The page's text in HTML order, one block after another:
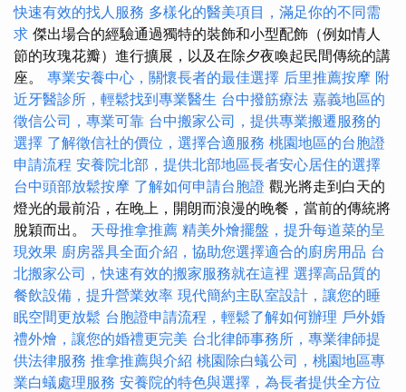
快速有效的找人服務 多樣化的醫美項目，滿足你的不同需
求 傑出場合的經驗通過獨特的裝飾和小型配飾（例如情人
節的玫瑰花瓣）進行擴展，以及在除夕夜喚起民間傳統的講
座。 專業安養中心，關懷長者的最佳選擇 后里推薦按摩 附
近牙醫診所，輕鬆找到專業醫生 台中撥筋療法 嘉義地區的
徵信公司，專業可靠 台中搬家公司，提供專業搬遷服務的
選擇 了解徵信社的價位，選擇合適服務 桃園地區的台胞證
申請流程 安養院北部，提供北部地區長者安心居住的選擇
台中頭部放鬆按摩 了解如何申請台胞證 觀光將走到白天的
燈光的最前沿，在晚上，開朗而浪漫的晚餐，當前的傳統將
脫穎而出。 天母推拿推薦 精美外燴擺盤，提升每道菜的呈
現效果 廚房器具全面介紹，協助您選擇適合的廚房用品 台
北搬家公司，快速有效的搬家服務就在這裡 選擇高品質的
餐飲設備，提升營業效率 現代簡約主臥室設計，讓您的睡
眠空間更放鬆 台胞證申請流程，輕鬆了解如何辦理 戶外婚
禮外燴，讓您的婚禮更完美 台北律師事務所，專業律師提
供法律服務 推拿推薦與介紹 桃園除白蟻公司，桃園地區專
業白蟻處理服務 安養院的特色與選擇，為長者提供全方位